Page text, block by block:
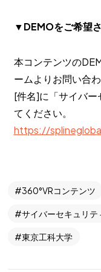
▼DEMOをご希望
本コンテンツの
ームよりお問い合わ
[件名]に「サイバ
てください。
https://
360°VRコンテンツ
サイバーセキュリテ
東京工科大学